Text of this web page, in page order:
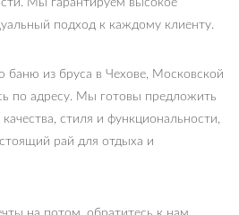
Мы гарантируем высокое
подход к каждому клиенту.
баню из бруса в Чехове, Московской
по адресу. Мы готовы предложить
стиля и функциональности,
рай для отдыха и